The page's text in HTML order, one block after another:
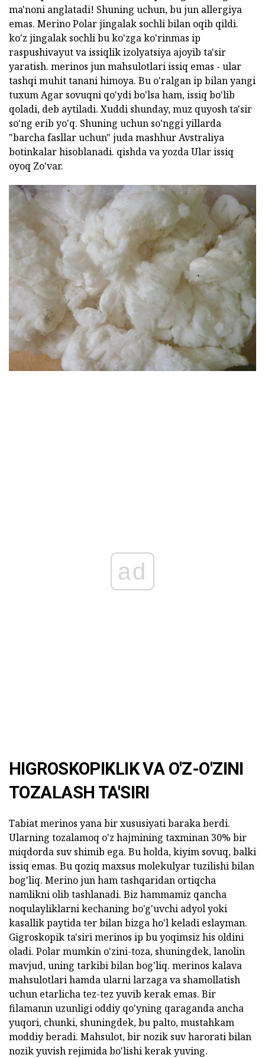
ma'noni anglatadi! Shuning uchun, bu jun allergiya
emas. Merino Polar jingalak sochli bilan oqib qildi.
ko'z jingalak sochli bu ko'zga ko'rinmas ip
raspushivayut va issiqlik izolyatsiya ajoyib ta'sir
yaratish. merinos jun mahsulotlari issiq emas - ular
tashqi muhit tanani himoya. Bu o'ralgan ip bilan yangi
tuxum Agar sovuqni qo'ydi bo'lsa ham, issiq bo'lib
qoladi, deb aytiladi. Xuddi shunday, muz quyosh ta'sir
so'ng erib yo'q. Shuning uchun so'nggi yillarda
"barcha fasllar uchun" juda mashhur Avstraliya
botinkalar hisoblanadi. qishda va yozda Ular issiq
oyoq Zo'var.
ad
HIGROSKOPIKLIK VA O'Z-O'ZINI
TOZALASH TA'SIRI
Tabiat merinos yana bir xususiyati baraka berdi.
Ularning tozalamoq o'z hajmining taxminan 30% bir
miqdorda suv shimib ega. Bu holda, kiyim sovuq, balki
issiq emas. Bu qoziq maxsus molekulyar tuzilishi bilan
bog'liq. Merino jun ham tashqaridan ortiqcha
namlikni olib tashlanadi. Biz hammamiz qancha
noqulayliklarni kechaning bo'g'uvchi adyol yoki
kasallik paytida ter bilan bizga ho'l keladi eslayman.
Gigroskopik ta'siri merinos ip bu yoqimsiz his oldini
oladi. Polar mumkin o'zini-toza, shuningdek, lanolin
mavjud, uning tarkibi bilan bog'liq. merinos kalava
mahsulotlari hamda ularni larzaga va shamollatish
uchun etarlicha tez-tez yuvib kerak emas. Bir
filamanın uzunligi oddiy qo'yning qaraganda ancha
yuqori, chunki, shuningdek, bu palto, mustahkam
moddiy beradi. Mahsulot, bir nozik suv harorati bilan
nozik yuvish rejimida bo'lishi kerak yuving.